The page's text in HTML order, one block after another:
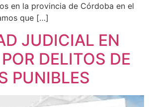
en la provincia de Córdoba en el
que […]
JUDICIAL EN
DELITOS DE
PUNIBLES